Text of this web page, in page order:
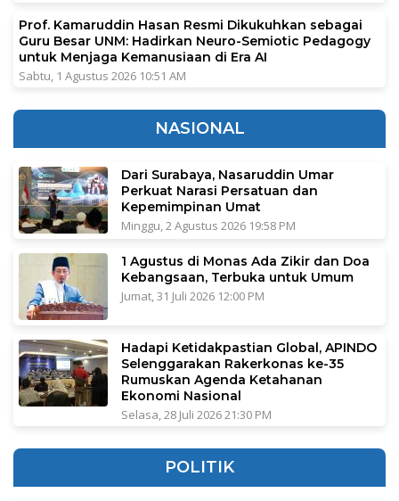
Prof. Kamaruddin Hasan Resmi Dikukuhkan sebagai
Guru Besar UNM: Hadirkan Neuro-Semiotic Pedagogy
untuk Menjaga Kemanusiaan di Era AI
Sabtu, 1 Agustus 2026 10:51 AM
NASIONAL
Dari Surabaya, Nasaruddin Umar
Perkuat Narasi Persatuan dan
Kepemimpinan Umat
Minggu, 2 Agustus 2026 19:58 PM
1 Agustus di Monas Ada Zikir dan Doa
Kebangsaan, Terbuka untuk Umum
Jumat, 31 Juli 2026 12:00 PM
Hadapi Ketidakpastian Global, APINDO
Selenggarakan Rakerkonas ke-35
Rumuskan Agenda Ketahanan
Ekonomi Nasional
Selasa, 28 Juli 2026 21:30 PM
POLITIK